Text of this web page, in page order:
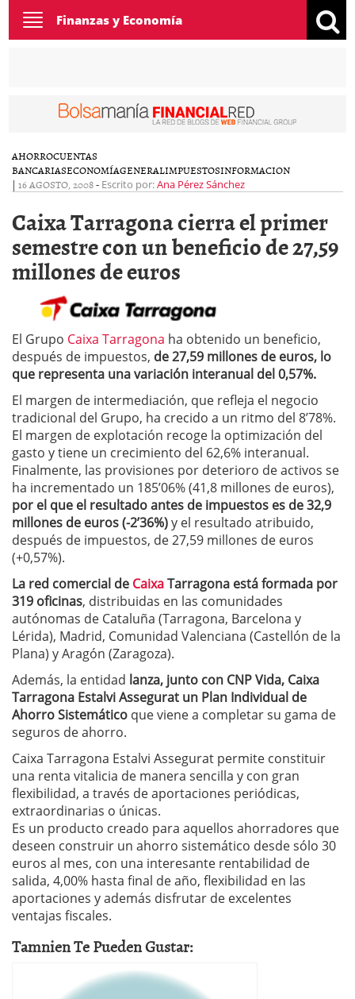
Toggle
navigation
Finanzas y Economía
AHORROCUENTAS
BANCARIASECONOMÍAGENERALIMPUESTOSINFORMACION
| 16 AGOSTO, 2008- Escrito por:Ana Pérez Sánchez
Caixa Tarragona cierra el primer
semestre con un beneficio de 27,59
millones de euros
El Grupo Caixa Tarragona ha obtenido un beneficio,
después de impuestos, de 27,59 millones de euros, lo
que representa una variación interanual del 0,57%.
El margen de intermediación, que refleja el negocio
tradicional del Grupo, ha crecido a un ritmo del 8’78%.
El margen de explotación recoge la optimización del
gasto y tiene un crecimiento del 62,6% interanual.
Finalmente, las provisiones por deterioro de activos se
ha incrementado un 185’06% (41,8 millones de euros),
por el que el resultado antes de impuestos es de 32,9
millones de euros (-2’36%)y el resultado atribuido,
después de impuestos, de 27,59 millones de euros
(+0,57%).
La red comercial de CaixaTarragona está formada por
319 oficinas, distribuidas en las comunidades
autónomas de Cataluña (Tarragona, Barcelona y
Lérida), Madrid, Comunidad Valenciana (Castellón de la
Plana) y Aragón (Zaragoza).
Además, la entidad lanza, junto con CNP Vida, Caixa
Tarragona Estalvi Assegurat un Plan Individual de
Ahorro Sistemático que viene a completar su gama de
seguros de ahorro.
Caixa Tarragona Estalvi Assegurat permite constituir
una renta vitalicia de manera sencilla y con gran
flexibilidad, a través de aportaciones periódicas,
extraordinarias o únicas.
Es un producto creado para aquellos ahorradores que
deseen construir un ahorro sistemático desde sólo 30
euros al mes, con una interesante rentabilidad de
salida, 4,00% hasta final de año, flexibilidad en las
aportaciones y además disfrutar de excelentes
ventajas fiscales.
Tamnien Te Pueden Gustar: